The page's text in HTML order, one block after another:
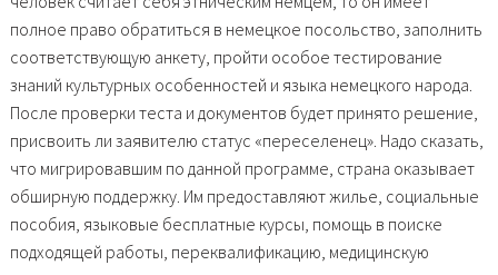
полное право обратиться в немецкое посольство, заполнить
соответствующую анкету, пройти особое тестирование
знаний культурных особенностей и языка немецкого народа.
После проверки теста и документов будет принято решение,
присвоить ли заявителю статус «переселенец». Надо сказать,
что мигрировавшим по данной программе, страна оказывает
обширную поддержку. Им предоставляют жилье, социальные
пособия, языковые бесплатные курсы, помощь в поиске
подходящей работы, переквалификацию, медицинскую